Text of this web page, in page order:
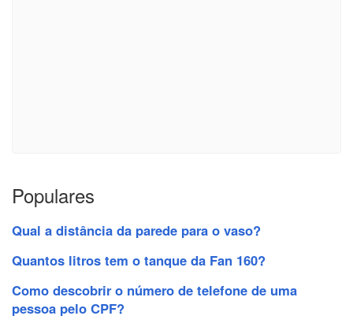
Populares
Qual a distância da parede para o vaso?
Quantos litros tem o tanque da Fan 160?
Como descobrir o número de telefone de uma
pessoa pelo CPF?